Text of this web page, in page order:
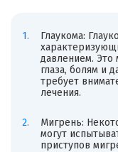
Глаукома:
давлением. Это
глаза, болям и
требует
лечения.
Мигрень:
могут
приступов